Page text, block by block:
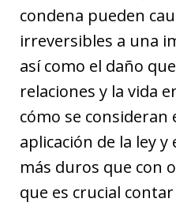
condena pueden
irreversibles a una
así como el daño
relaciones y la vida
cómo se consideran
aplicación de la ley
más duros que con
que es crucial